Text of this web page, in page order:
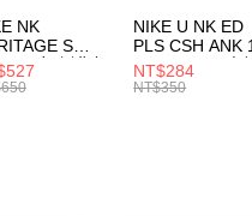
３．收到繳費通
／ATM／網路銀
※ 請注意：結帳
絡購買商品的店
先享後付繳納相
付款後門市自取
每筆NT$100，
NK
S
男女 側背包
NIKE U NK ED
PLS CSH ANK
144 DBL 男 中統
襪 DH4058104
NT$284
NT$350